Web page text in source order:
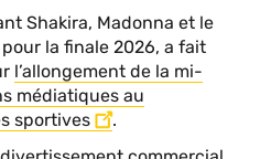
Shakira, Madonna et le
la finale 2026, a fait
l’allongement de la mi-
médiatiques au
sportives
.